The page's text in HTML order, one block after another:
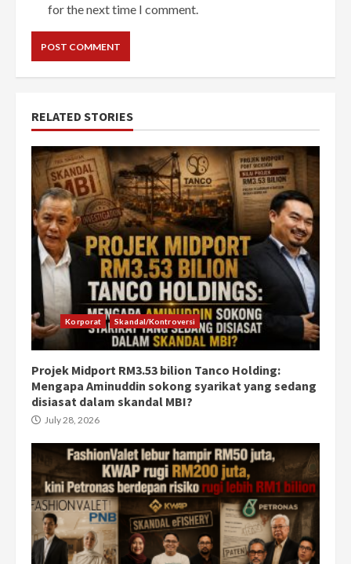
for the next time I comment.
RELATED STORIES
Korporat Skandal/Kontroversi
Projek Midport RM3.53 bilion Tanco Holding:
Mengapa Aminuddin sokong syarikat yang sedang
disiasat dalam skandal MBI?
July 28, 2026